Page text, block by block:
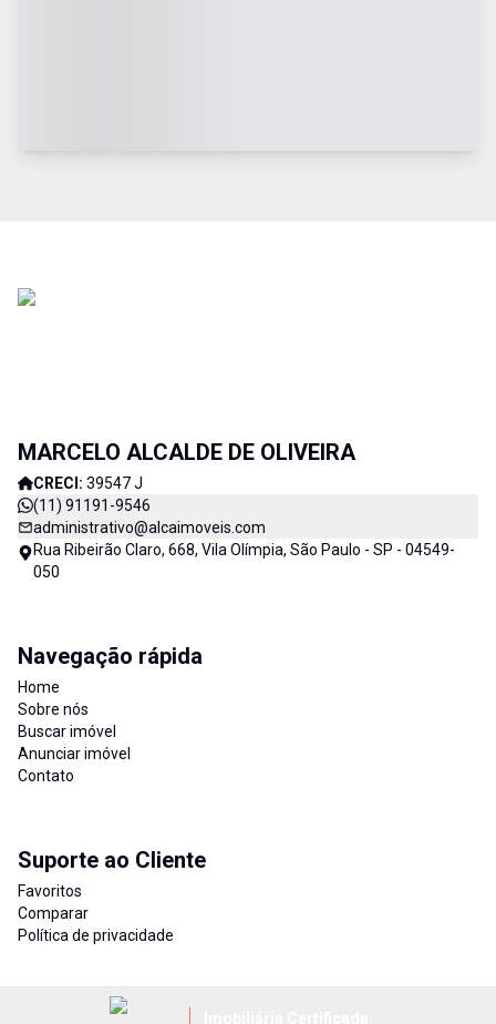
MARCELO ALCALDE DE OLIVEIRA
CRECI: 39547 J
(11) 91191-9546
administrativo@alcaimoveis.com
Rua Ribeirão Claro, 668, Vila Olímpia, São Paulo - SP - 04549-
050
Navegação rápida
Home
Sobre nós
Buscar imóvel
Anunciar imóvel
Contato
Suporte ao Cliente
Favoritos
Comparar
Política de privacidade